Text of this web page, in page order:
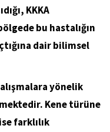
KKKA
bu hastalığın
dair bilimsel
yönelik
Kene türüne
farklılık